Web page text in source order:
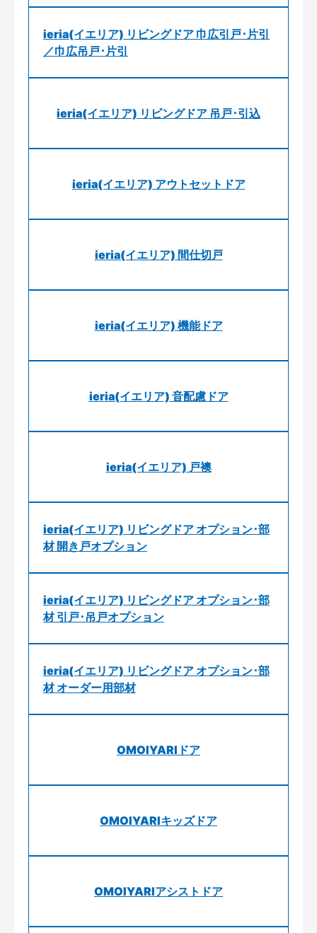
ieria(イエリア) リビングドア 巾広引戸･片引
／巾広吊戸･片引
ieria(イエリア) リビングドア 吊戸･引込
ieria(イエリア) アウトセットドア
ieria(イエリア) 間仕切戸
ieria(イエリア) 機能ドア
ieria(イエリア) 音配慮ドア
ieria(イエリア) 戸襖
ieria(イエリア) リビングドア オプション･部
材 開き戸オプション
ieria(イエリア) リビングドア オプション･部
材 引戸･吊戸オプション
ieria(イエリア) リビングドア オプション･部
材 オーダー用部材
OMOIYARIドア
OMOIYARIキッズドア
OMOIYARIアシストドア